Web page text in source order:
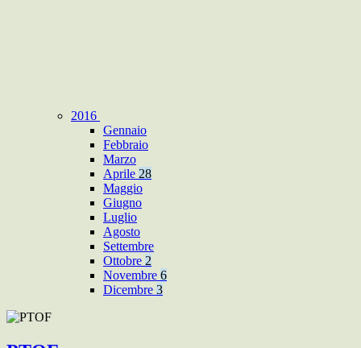
2016
Gennaio
Febbraio
Marzo
Aprile 28
Maggio
Giugno
Luglio
Agosto
Settembre
Ottobre 2
Novembre 6
Dicembre 3